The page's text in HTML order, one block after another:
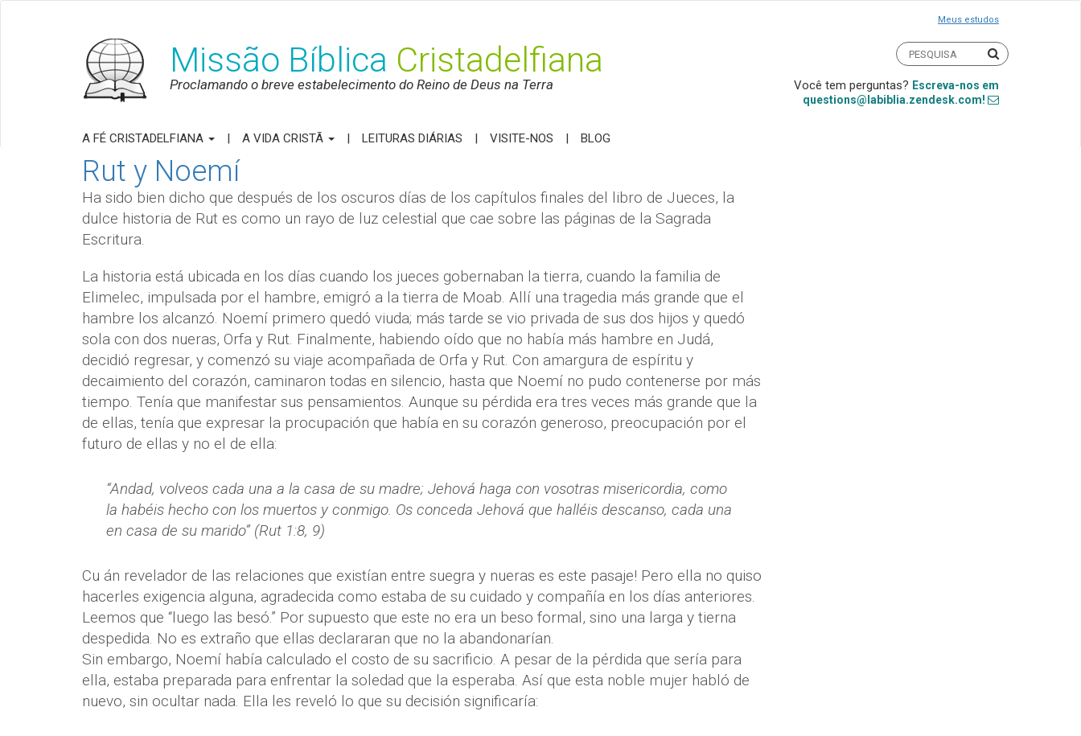
Missão Bíblica Cristadelfiana
Proclamando o breve estabelecimento do Reino de Deus na Terra
Meus estudos
Você tem perguntas? Escreva-nos em
questions@labiblia.zendesk.com!
A FÉ CRISTADELFIANA A VIDA CRISTÃ LEITURAS DIÁRIAS VISITE-NOS BLOG
Rut y Noemí
Ha sido bien dicho que después de los oscuros días de los capítulos finales del libro de Jueces, la
dulce historia de Rut es como un rayo de luz celestial que cae sobre las páginas de la Sagrada
Escritura.
La historia está ubicada en los días cuando los jueces gobernaban la tierra, cuando la familia de
Elimelec, impulsada por el hambre, emigró a la tierra de Moab. Allí una tragedia más grande que el
hambre los alcanzó. Noemí primero quedó viuda; más tarde se vio privada de sus dos hijos y quedó
sola con dos nueras, Orfa y Rut. Finalmente, habiendo oído que no había más hambre en Judá,
decidió regresar, y comenzó su viaje acompañada de Orfa y Rut. Con amargura de espíritu y
decaimiento del corazón, caminaron todas en silencio, hasta que Noemí no pudo contenerse por más
tiempo. Tenía que manifestar sus pensamientos. Aunque su pérdida era tres veces más grande que la
de ellas, tenía que expresar la procupación que había en su corazón generoso, preocupación por el
futuro de ellas y no el de ella:
“Andad, volveos cada una a la casa de su madre; Jehová haga con vosotras misericordia, como
la habéis hecho con los muertos y conmigo. Os conceda Jehová que halléis descanso, cada una
en casa de su marido” (Rut 1:8, 9)
Cu án revelador de las relaciones que existían entre suegra y nueras es este pasaje! Pero ella no quiso
hacerles exigencia alguna, agradecida como estaba de su cuidado y compañía en los días anteriores.
Leemos que “luego las besó.” Por supuesto que este no era un beso formal, sino una larga y tierna
despedida. No es extraño que ellas declararan que no la abandonarían.
Sin embargo, Noemí había calculado el costo de su sacrificio. A pesar de la pérdida que sería para
ella, estaba preparada para enfrentar la soledad que la esperaba. Así que esta noble mujer habló de
nuevo, sin ocultar nada. Ella les reveló lo que su decisión significaría: